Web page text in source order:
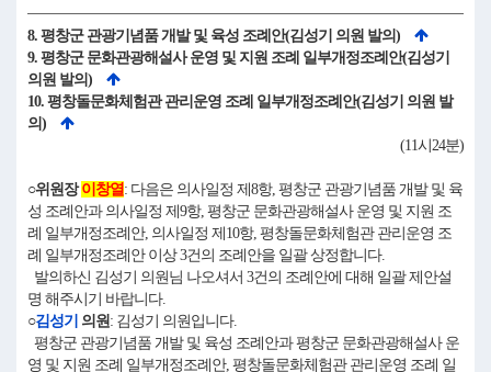
8. 평창군 관광기념품 개발 및 육성 조례안(김성기 의원 발의)
9. 평창군 문화관광해설사 운영 및 지원 조례 일부개정조례안(김성기
의원 발의)
10. 평창돌문화체험관 관리운영 조례 일부개정조례안(김성기 의원 발
의)
(11시24분)
○위원장이창열: 다음은 의사일정 제8항, 평창군 관광기념품 개발 및 육
성 조례안과 의사일정 제9항, 평창군 문화관광해설사 운영 및 지원 조
례 일부개정조례안, 의사일정 제10항, 평창돌문화체험관 관리운영 조
례 일부개정조례안 이상 3건의 조례안을 일괄 상정합니다.
발의하신 김성기 의원님 나오셔서 3건의 조례안에 대해 일괄 제안설
명 해주시기 바랍니다.
○김성기 의원: 김성기 의원입니다.
평창군 관광기념품 개발 및 육성 조례안과 평창군 문화관광해설사 운
영 및 지원 조례 일부개정조례안, 평창돌문화체험관 관리운영 조례 일